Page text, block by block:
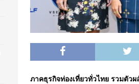
ภาคธุรกิจท่องเที่ยวทั่วไทย รวมตั